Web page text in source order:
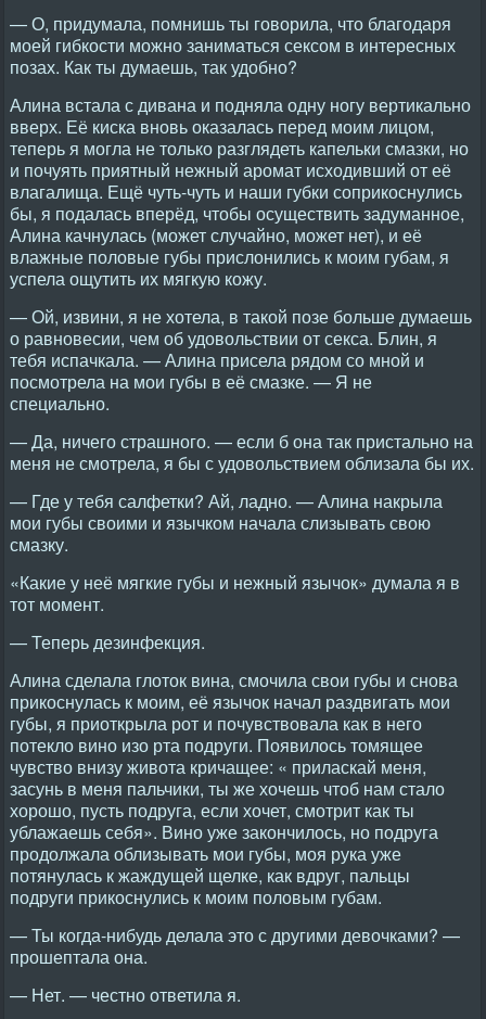
— О, придумала, помнишь ты говорила, что благодаря
моей гибкости можно заниматься сексом в интересных
позах. Как ты думаешь, так удобно?
Алина встала с дивана и подняла одну ногу вертикально
вверх. Её киска вновь оказалась перед моим лицом,
теперь я могла не только разглядеть капельки смазки, но
и почуять приятный нежный аромат исходивший от её
влагалища. Ещё чуть-чуть и наши губки соприкоснулись
бы, я подалась вперёд, чтобы осуществить задуманное,
Алина качнулась (может случайно, может нет), и её
влажные половые губы прислонились к моим губам, я
успела ощутить их мягкую кожу.
— Ой, извини, я не хотела, в такой позе больше думаешь
о равновесии, чем об удовольствии от секса. Блин, я
тебя испачкала. — Алина присела рядом со мной и
посмотрела на мои губы в её смазке. — Я не
специально.
— Да, ничего страшного. — если б она так пристально на
меня не смотрела, я бы с удовольствием облизала бы их.
— Где у тебя салфетки? Ай, ладно. — Алина накрыла
мои губы своими и язычком начала слизывать свою
смазку.
«Какие у неё мягкие губы и нежный язычок» думала я в
тот момент.
— Теперь дезинфекция.
Алина сделала глоток вина, смочила свои губы и снова
прикоснулась к моим, её язычок начал раздвигать мои
губы, я приоткрыла рот и почувствовала как в него
потекло вино изо рта подруги. Появилось томящее
чувство внизу живота кричащее: « приласкай меня,
засунь в меня пальчики, ты же хочешь чтоб нам стало
хорошо, пусть подруга, если хочет, смотрит как ты
ублажаешь себя». Вино уже закончилось, но подруга
продолжала облизывать мои губы, моя рука уже
потянулась к жаждущей щелке, как вдруг, пальцы
подруги прикоснулись к моим половым губам.
— Ты когда-нибудь делала это с другими девочками? —
прошептала она.
— Нет. — честно ответила я.